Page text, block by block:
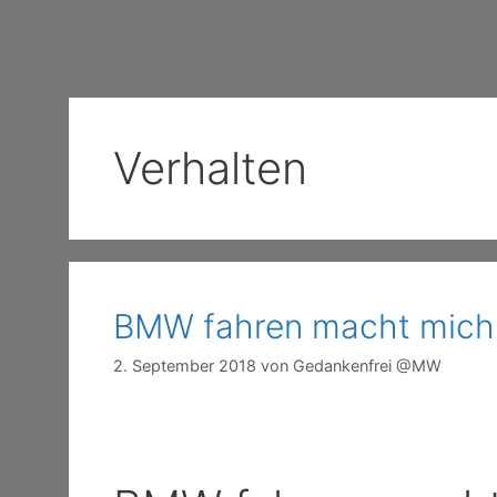
Verhalten
BMW fahren macht
2. September 2018 von Gedankenfrei @MW